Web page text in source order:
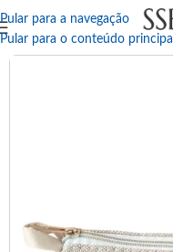
Pular para a navegação
Pular para o conteúdo principal